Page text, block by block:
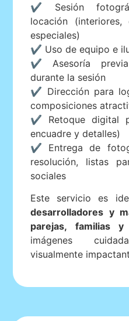
✔ Sesión
locación
especiales)
✔ Uso de equipo e
✔ Asesoría previa
durante la sesión
✔ Dirección para
composiciones
✔ Retoque digital
encuadre y detalles)
✔ Entrega de
resolución, listas
sociales
Este servicio es
desarrolladores y
parejas, familias y
imágenes
visualmente